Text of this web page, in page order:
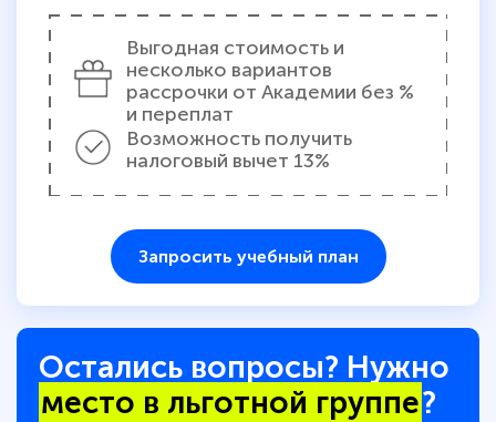
Выгодная стоимость и
несколько вариантов
рассрочки от Академии без %
и переплат
Возможность получить
налоговый вычет 13%
Запросить учебный план
Остались вопросы? Нужно
место в льготной группе?